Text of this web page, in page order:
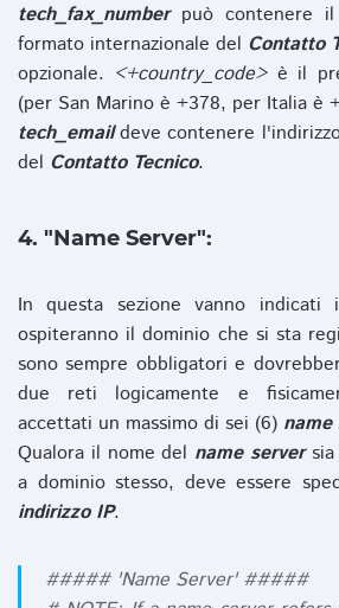
tech_fax_numberpuò contenere
formato internazionale del Contatto
opzionale. <+country_code>è il
(per San Marino è +378, per Italia è
tech_emaildeve contenere
del Contatto Tecnico.
4. "Name Server":
In questa sezione vanno indicati i
ospiteranno il dominio che si sta
sono sempre obbligatori e
due reti logicamente e
accettati un massimo di sei (6) name
Qualora il nome del name serversia
a dominio stesso, deve essere
indirizzo IP.
##### 'Name Server' #####